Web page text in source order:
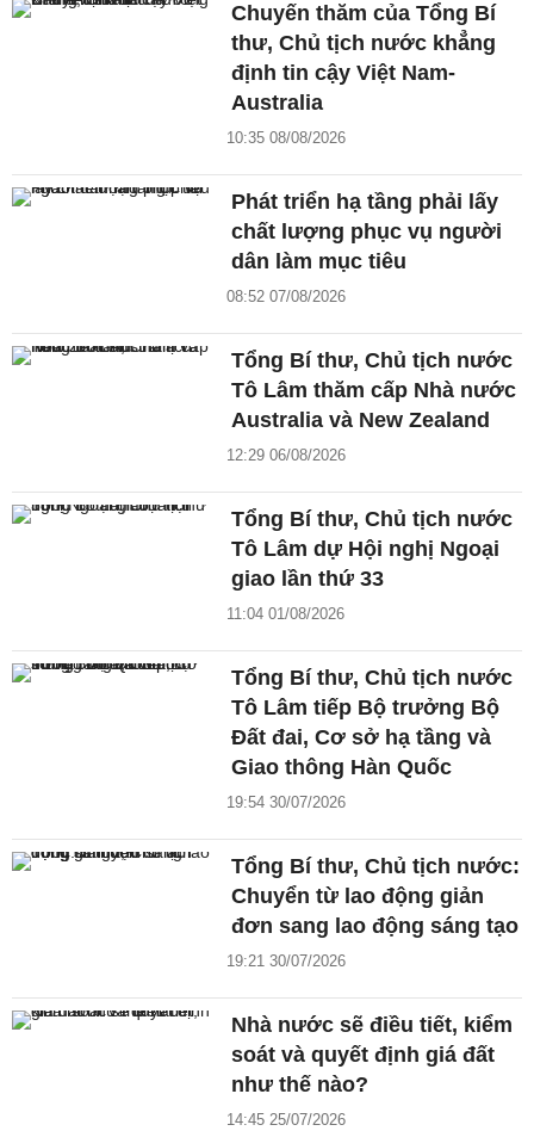
Chuyến thăm của Tổng Bí
thư, Chủ tịch nước khẳng
định tin cậy Việt Nam-
Australia
10:35 08/08/2026
Phát triển hạ tầng phải lấy
chất lượng phục vụ người
dân làm mục tiêu
08:52 07/08/2026
Tổng Bí thư, Chủ tịch nước
Tô Lâm thăm cấp Nhà nước
Australia và New Zealand
12:29 06/08/2026
Tổng Bí thư, Chủ tịch nước
Tô Lâm dự Hội nghị Ngoại
giao lần thứ 33
11:04 01/08/2026
Tổng Bí thư, Chủ tịch nước
Tô Lâm tiếp Bộ trưởng Bộ
Đất đai, Cơ sở hạ tầng và
Giao thông Hàn Quốc
19:54 30/07/2026
Tổng Bí thư, Chủ tịch nước:
Chuyển từ lao động giản
đơn sang lao động sáng tạo
19:21 30/07/2026
Nhà nước sẽ điều tiết, kiểm
soát và quyết định giá đất
như thế nào?
14:45 25/07/2026